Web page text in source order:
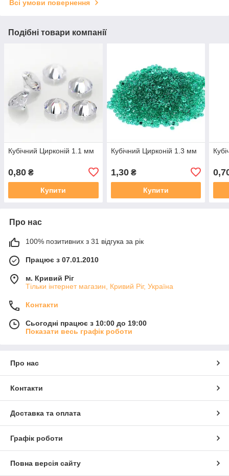
Всі умови повернення
Подібні товари компанії
Кубічний Цирконій 1.1 мм
0,80 ₴
Купити
Кубічний Цирконій 1.3 мм
1,30₴
Купити
Про нас
100% позитивних з 31 відгука за рік
Працює з 07.01.2010
м. Кривий Ріг
Тільки інтернет магазин, Кривий Ріг, Україна
Контакти
Сьогодні працює з 10:00 до 19:00
Показати весь графік роботи
Про нас
Контакти
Доставка та оплата
Графік роботи
Повна версія сайту